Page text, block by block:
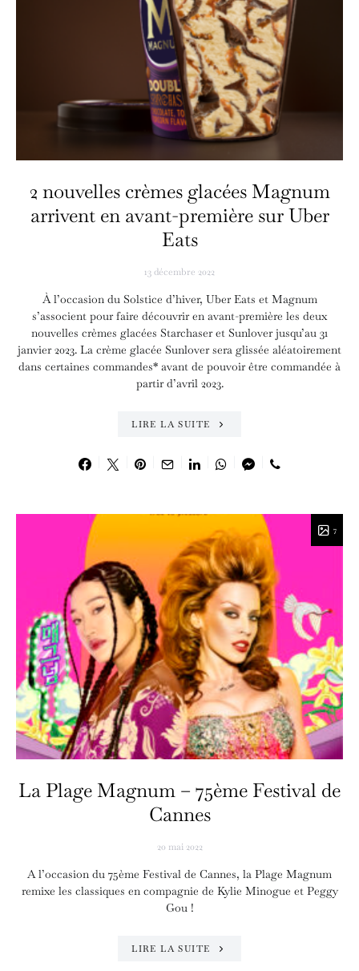
2 nouvelles crèmes glacées Magnum
arrivent en avant-première sur Uber
Eats
13 décembre 2022
À l’occasion du Solstice d’hiver, Uber Eats et Magnum
s’associent pour faire découvrir en avant-première les deux
nouvelles crèmes glacées Starchaser et Sunlover jusqu’au 31
janvier 2023. La crème glacée Sunlover sera glissée aléatoirement
dans certaines commandes* avant de pouvoir être commandée à
partir d’avril 2023.
LIRE LA SUITE
7
La Plage Magnum – 75ème Festival de
Cannes
20 mai 2022
A l’occasion du 75ème Festival de Cannes, la Plage Magnum
remixe les classiques en compagnie de Kylie Minogue et Peggy
Gou !
LIRE LA SUITE